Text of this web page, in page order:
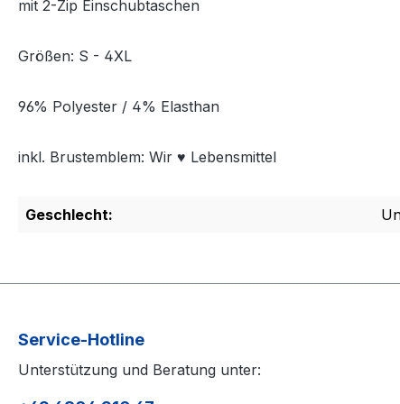
mit 2-Zip Einschubtaschen
Größen: S - 4XL
96% Polyester / 4% Elasthan
inkl. Brustemblem: Wir ♥ Lebensmittel
Geschlecht:
Service-Hotline
Unterstützung und Beratung unter: